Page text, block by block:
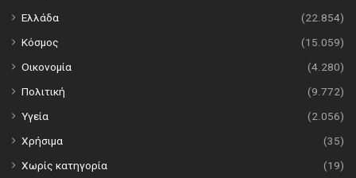
Ελλάδα
(22.854)
Κόσμος
(15.059)
Οικονομία
(4.280)
Πολιτική
(9.772)
Υγεία
(2.056)
Χρήσιμα
(35)
Χωρίς κατηγορία
(19)